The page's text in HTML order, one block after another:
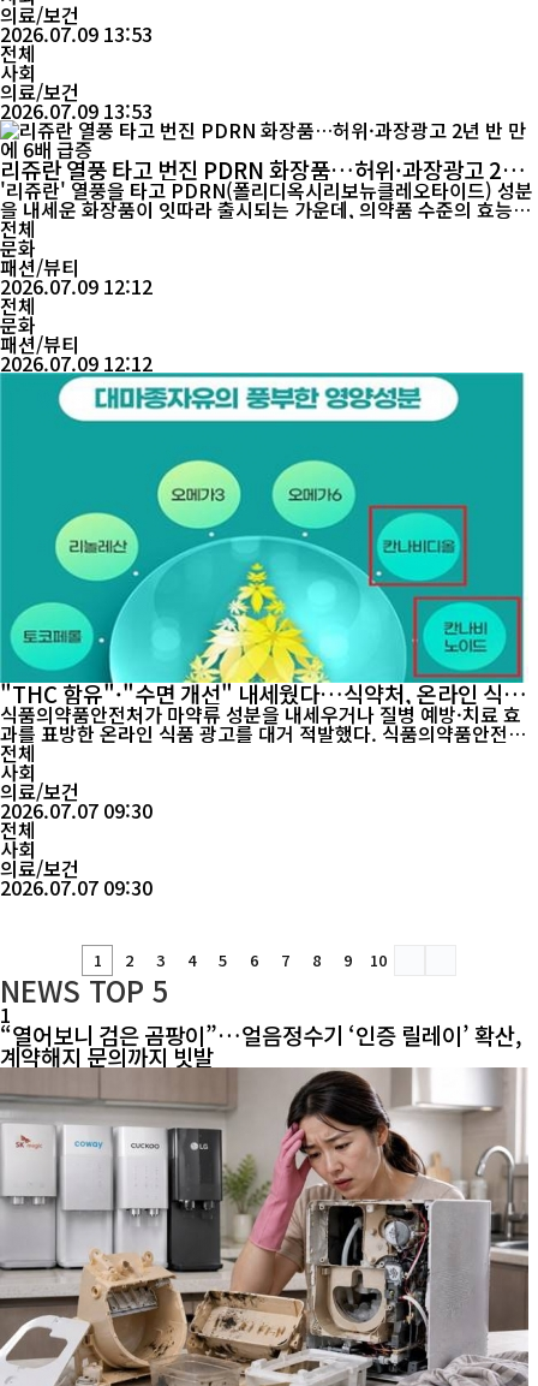
찰청 광역수사단 금융범죄수사대는 이날 오전 서울 강남구 자생한방
병원과 자생의료재단 등 5곳에 수사관을 보내 압수...
의료/보건
2026.07.09 13:53
전체
사회
의료/보건
2026.07.09 13:53
리쥬란 열풍 타고 번진 PDRN 화장품…허위·과장광고 2년
반 만에 6배 급증
'리쥬란' 열풍을 타고 PDRN(폴리디옥시리보뉴클레오타이드) 성분
을 내세운 화장품이 잇따라 출시되는 가운데, 의약품 수준의 효능을
암시하는 허위·과장 광고도 급증한 것으로 나타났다. 단순 화장품임
에도 '피부 재생', '탄력 개선' 등 시술 효과를 연상시키는 광고가 확
산되면서 소비자 혼란을 키우고 있다는 지적이다. 국회 보건복지위
원회 소속 더불어민주당 서영석 의원이 식품의...
전체
문화
패션/뷰티
2026.07.09 12:12
전체
문화
패션/뷰티
2026.07.09 12:12
"THC 함유"·"수면 개선" 내세웠다…식약처, 온라인 식품
부당광고 60건 적발
식품의약품안전처가 마약류 성분을 내세우거나 질병 예방·치료 효
과를 표방한 온라인 식품 광고를 대거 적발했다. 식품의약품안전처
는 일반식품에 마약류 성분인 테트라히드로칸나비놀(THC) 등의 명
칭이나 함량을 표시하거나 광고한 온라인 판매 게시물을 집중 점검
한 결과, 부당광고 60건을 적발해 관계 기관에 접속 차단과 행정조
전체
사회
의료/보건
2026.07.07 09:30
전체
사회
의료/보건
2026.07.07 09:30
1 2 3 4 5 6 7 8 9 10
NEWSTOP 5
1
“열어보니 검은 곰팡이”…얼음정수기 ‘인증 릴레이’ 확산,
계약해지 문의까지 빗발